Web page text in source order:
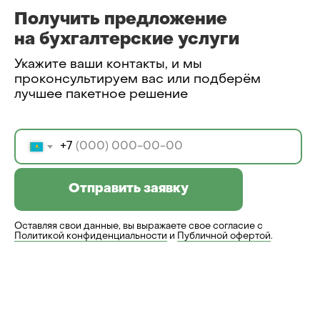
Получить предложение
на бухгалтерские услуги
Укажите ваши контакты, и мы
проконсультируем вас или подберём
лучшее пакетное решение
+7
Отправить заявку
Оставляя свои данные, вы выражаете свое согласие с
Политикой конфиденциальности и Публичной офертой.